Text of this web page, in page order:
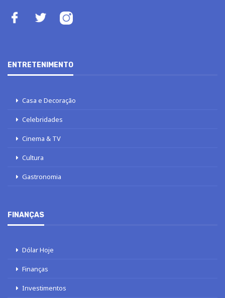
ENTRETENIMENTO
Casa e Decoração
Celebridades
Cinema & TV
Cultura
Gastronomia
FINANÇAS
Dólar Hoje
Finanças
Investimentos